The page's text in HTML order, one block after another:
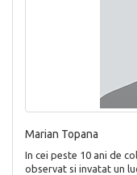
Marian Topana
In cei peste 10 ani de
observat si invatat un